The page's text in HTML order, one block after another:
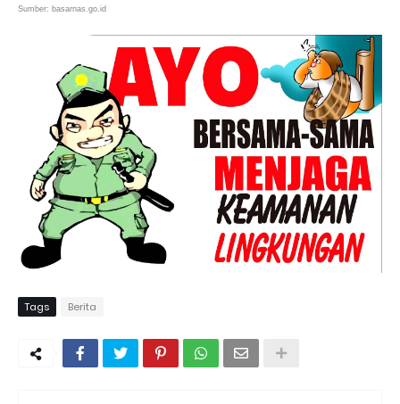
Sumber: basarnas.go.id
Tags Berita